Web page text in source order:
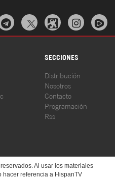
  
SECCIONES
Distribución
Nosotros
Contacto
Programación
Rss
Al usar los materiales
hacer referencia a HispanTV